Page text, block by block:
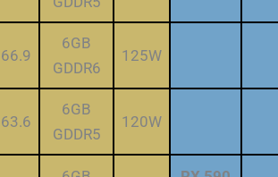
66.9
6GB
GDDR6
125W
63.6
6GB
GDDR5
120W